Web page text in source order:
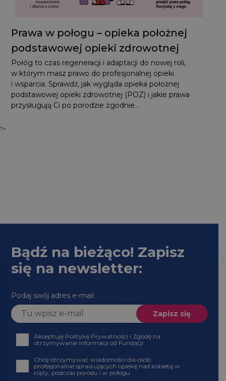
Prawa w połogu – opieka położnej
podstawowej opieki zdrowotnej
Połóg to czas regeneracji i adaptacji do nowej roli,
w którym masz prawo do profesjonalnej opieki i wsparcia.
Sprawdź, jak wygląda opieka położnej podstawowej opieki
zdrowotnej (POZ) i jakie prawa przysługują Ci po porodzie
zgodnie...
?>
Bądź na bieżąco! Zapisz
się na newsletter:
Podaj swój adres e-mail
Akceptuję Politykę Prywatności i Zgodę na
otrzymywanie informacji od Fundacji
Chcę otrzymywać wiadomości dla osób profesjonalnie
sprawujących opiekę nad kobietą w ciąży, podczas
porodu i w połogu